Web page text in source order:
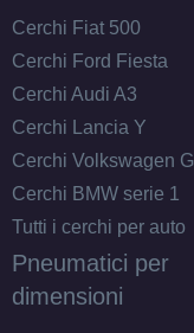
Cerchi Fiat 500
Cerchi Ford Fiesta
Cerchi Audi A3
Cerchi Lancia Y
Cerchi Volkswagen
Cerchi BMW serie 1
Tutti i cerchi per auto
Pneumatici per
dimensioni